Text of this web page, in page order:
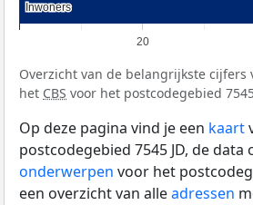
20
Inwoners
Inwoners
Overzicht van de belangrijkste cijfers
het CBS voor het postcodegebied 7545
Op deze pagina vind je een kaart
postcodegebied 7545 JD, de data
onderwerpen voor het
een overzicht van alleadressen